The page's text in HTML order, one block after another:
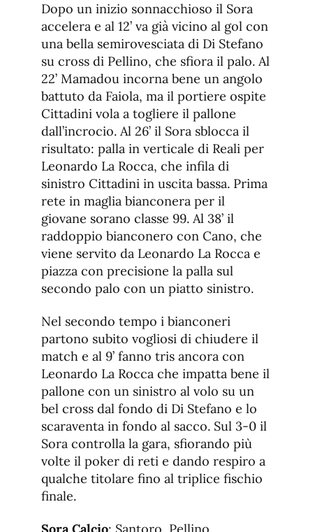
Dopo un inizio sonnacchioso il Sora
accelera e al 12’ va già vicino al gol con
una bella semirovesciata di Di Stefano
su cross di Pellino, che sfiora il palo. Al
22’ Mamadou incorna bene un angolo
battuto da Faiola, ma il portiere ospite
Cittadini vola a togliere il pallone
dall’incrocio. Al 26’ il Sora sblocca il
risultato: palla in verticale di Reali per
Leonardo La Rocca, che infila di
sinistro Cittadini in uscita bassa. Prima
rete in maglia bianconera per il
giovane sorano classe 99. Al 38’ il
raddoppio bianconero con Cano, che
viene servito da Leonardo La Rocca e
piazza con precisione la palla sul
secondo palo con un piatto sinistro.
Nel secondo tempo i bianconeri
partono subito vogliosi di chiudere il
match e al 9’ fanno tris ancora con
Leonardo La Rocca che impatta bene il
pallone con un sinistro al volo su un
bel cross dal fondo di Di Stefano e lo
scaraventa in fondo al sacco. Sul 3-0 il
Sora controlla la gara, sfiorando più
volte il poker di reti e dando respiro a
qualche titolare fino al triplice fischio
finale.